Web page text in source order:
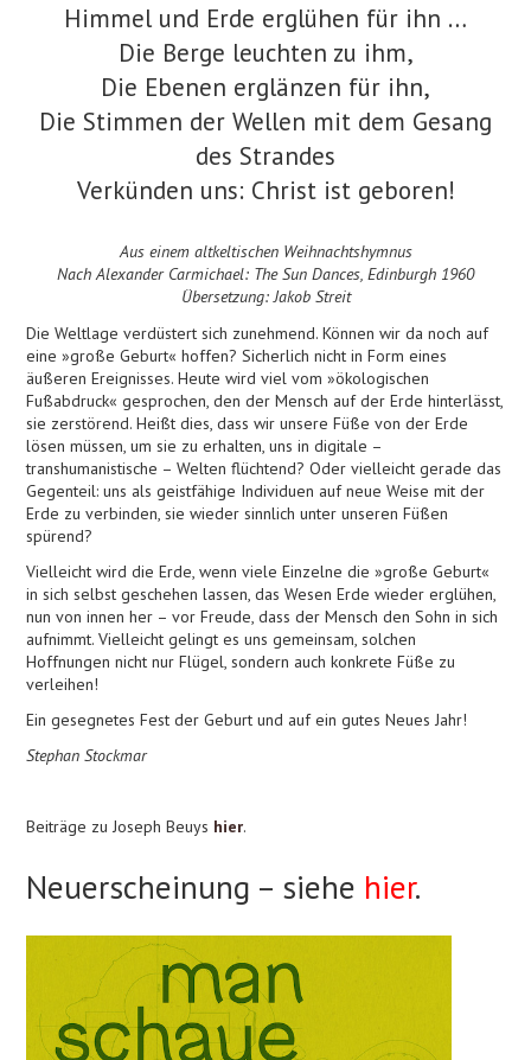
Himmel und Erde erglühen für ihn …
Die Berge leuchten zu ihm,
Die Ebenen erglänzen für ihn,
Die Stimmen der Wellen mit dem Gesang
des Strandes
Verkünden uns: Christ ist geboren!
Aus einem altkeltischen Weihnachtshymnus
Nach Alexander Carmichael: The Sun Dances, Edinburgh 1960
Übersetzung: Jakob Streit
Die Weltlage verdüstert sich zunehmend. Können wir da noch auf
eine »große Geburt« hoffen? Sicherlich nicht in Form eines
äußeren Ereignisses. Heute wird viel vom »ökologischen
Fußabdruck« gesprochen, den der Mensch auf der Erde hinterlässt,
sie zerstörend. Heißt dies, dass wir unsere Füße von der Erde
lösen müssen, um sie zu erhalten, uns in digitale –
transhumanistische – Welten flüchtend? Oder vielleicht gerade das
Gegenteil: uns als geistfähige Individuen auf neue Weise mit der
Erde zu verbinden, sie wieder sinnlich unter unseren Füßen
spürend?
Vielleicht wird die Erde, wenn viele Einzelne die »große Geburt«
in sich selbst geschehen lassen, das Wesen Erde wieder erglühen,
nun von innen her – vor Freude, dass der Mensch den Sohn in sich
aufnimmt. Vielleicht gelingt es uns gemeinsam, solchen
Hoffnungen nicht nur Flügel, sondern auch konkrete Füße zu
verleihen!
Ein gesegnetes Fest der Geburt und auf ein gutes Neues Jahr!
Stephan Stockmar
Beiträge zu Joseph Beuys hier.
Neuerscheinung – siehe hier.